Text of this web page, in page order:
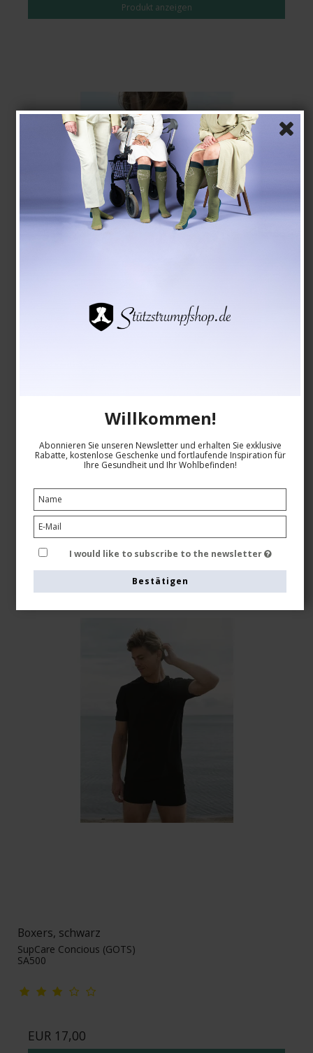
Produkt anzeigen
SupCare Concious (GOTS)
EUR 23,00
Boxers, schwarz
SupCare Concious (GOTS)
SA500
EUR 17,00
Willkommen!
Abonnieren Sie unseren Newsletter und erhalten Sie exklusive
Rabatte, kostenlose Geschenke und fortlaufende Inspiration für
Ihre Gesundheit und Ihr Wohlbefinden!
I would like to subscribe to the newsletter
Bestätigen